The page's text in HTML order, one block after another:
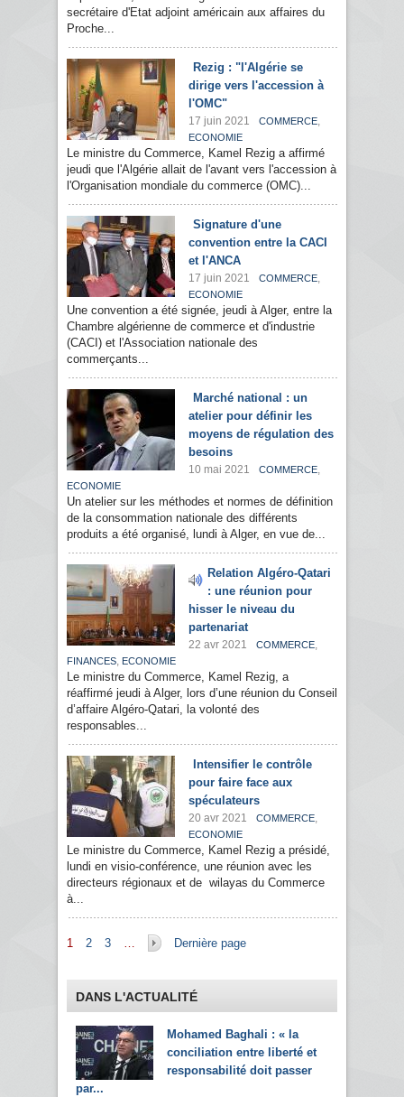
secrétaire d'Etat adjoint américain aux affaires du
Proche...
Rezig : "l'Algérie se
dirige vers l'accession à
l'OMC"
17 juin 2021 COMMERCE,
ECONOMIE
Le ministre du Commerce, Kamel Rezig a affirmé
jeudi que l'Algérie allait de l'avant vers l'accession à
l'Organisation mondiale du commerce (OMC)...
Signature d'une
convention entre la CACI
et l'ANCA
17 juin 2021 COMMERCE,
ECONOMIE
Une convention a été signée, jeudi à Alger, entre la
Chambre algérienne de commerce et d'industrie
(CACI) et l'Association nationale des
commerçants...
Marché national : un
atelier pour définir les
moyens de régulation des
besoins
10 mai 2021 COMMERCE,
ECONOMIE
Un atelier sur les méthodes et normes de définition
de la consommation nationale des différents
produits a été organisé, lundi à Alger, en vue de...
Relation Algéro-Qatari
: une réunion pour
hisser le niveau du
partenariat
22 avr 2021 COMMERCE,
FINANCES, ECONOMIE
Le ministre du Commerce, Kamel Rezig, a
réaffirmé jeudi à Alger, lors d’une réunion du Conseil
d’affaire Algéro-Qatari, la volonté des
responsables...
Intensifier le contrôle
pour faire face aux
spéculateurs
20 avr 2021 COMMERCE,
ECONOMIE
Le ministre du Commerce, Kamel Rezig a présidé,
lundi en visio-conférence, une réunion avec les
directeurs régionaux et de wilayas du Commerce
à...
Pages
1 2 3 … Dernière page
DANS L'ACTUALITÉ
Mohamed Baghali : « la
conciliation entre liberté et
responsabilité doit passer
par...